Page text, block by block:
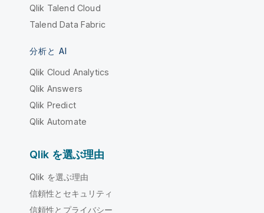
Qlik Talend Cloud
Talend Data Fabric
分析と AI
Qlik Cloud Analytics
Qlik Answers
Qlik Predict
Qlik Automate
Qlik を選ぶ理由
Qlik を選ぶ理由
信頼性とセキュリティ
信頼性とプライバシー